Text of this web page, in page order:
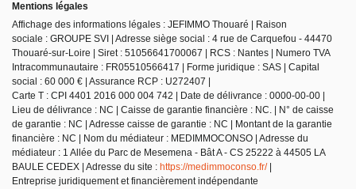
Mentions légales
Affichage des informations légales : JEFIMMO Thouaré | Raison
sociale : GROUPE SVI | Adresse siège social : 4 rue de Carquefou - 44470
Thouaré-sur-Loire | Siret : 51056641700067 | RCS : Nantes | Numero TVA
Intracommunautaire : FR05510566417 | Forme juridique : SAS | Capital
social : 60 000 € | Assurance RCP : U272407 |
Carte T : CPI 4401 2016 000 004 742 | Date de délivrance : 0000-00-00 |
Lieu de délivrance : NC | Caisse de garantie financière : NC. | N° de caisse
de garantie : NC | Adresse caisse de garantie : NC | Montant de la garantie
financière : NC | Nom du médiateur : MEDIMMOCONSO | Adresse du
médiateur : 1 Allée du Parc de Mesemena - Bât A - CS 25222 à 44505 LA
BAULE CEDEX | Adresse du site : https://medimmoconso.fr/|
Entreprise juridiquement et financièrement indépendante